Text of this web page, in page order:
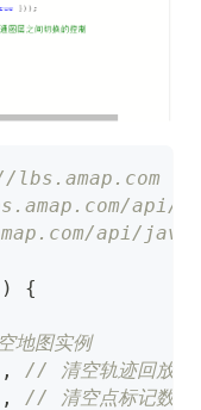
lbs.amap.com
api/
)
{
图实例
,
// 清空轨迹回放实
,
// 清空点标记数组